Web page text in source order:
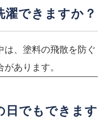
濯できますか？
は、塗料の飛散を防ぐ
あります。
日でもできます